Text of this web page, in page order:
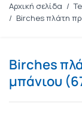
Αρχική σελίδα /
/ Birches πλάτη
Birches
μπάνιου